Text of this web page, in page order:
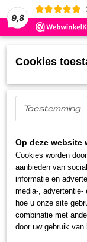
9,8
Home >
Cookies
Toestemming
Op deze website
Cookies worden
aanbieden van
informatie en
media-, advertentie-
hoe u onze site
combinatie met
door uw gebruik